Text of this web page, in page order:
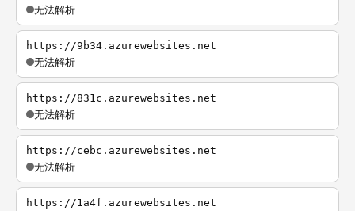
无法解析
https://9b34.azurewebsites.net
无法解析
https://831c.azurewebsites.net
无法解析
https://cebc.azurewebsites.net
无法解析
https://1a4f.azurewebsites.net